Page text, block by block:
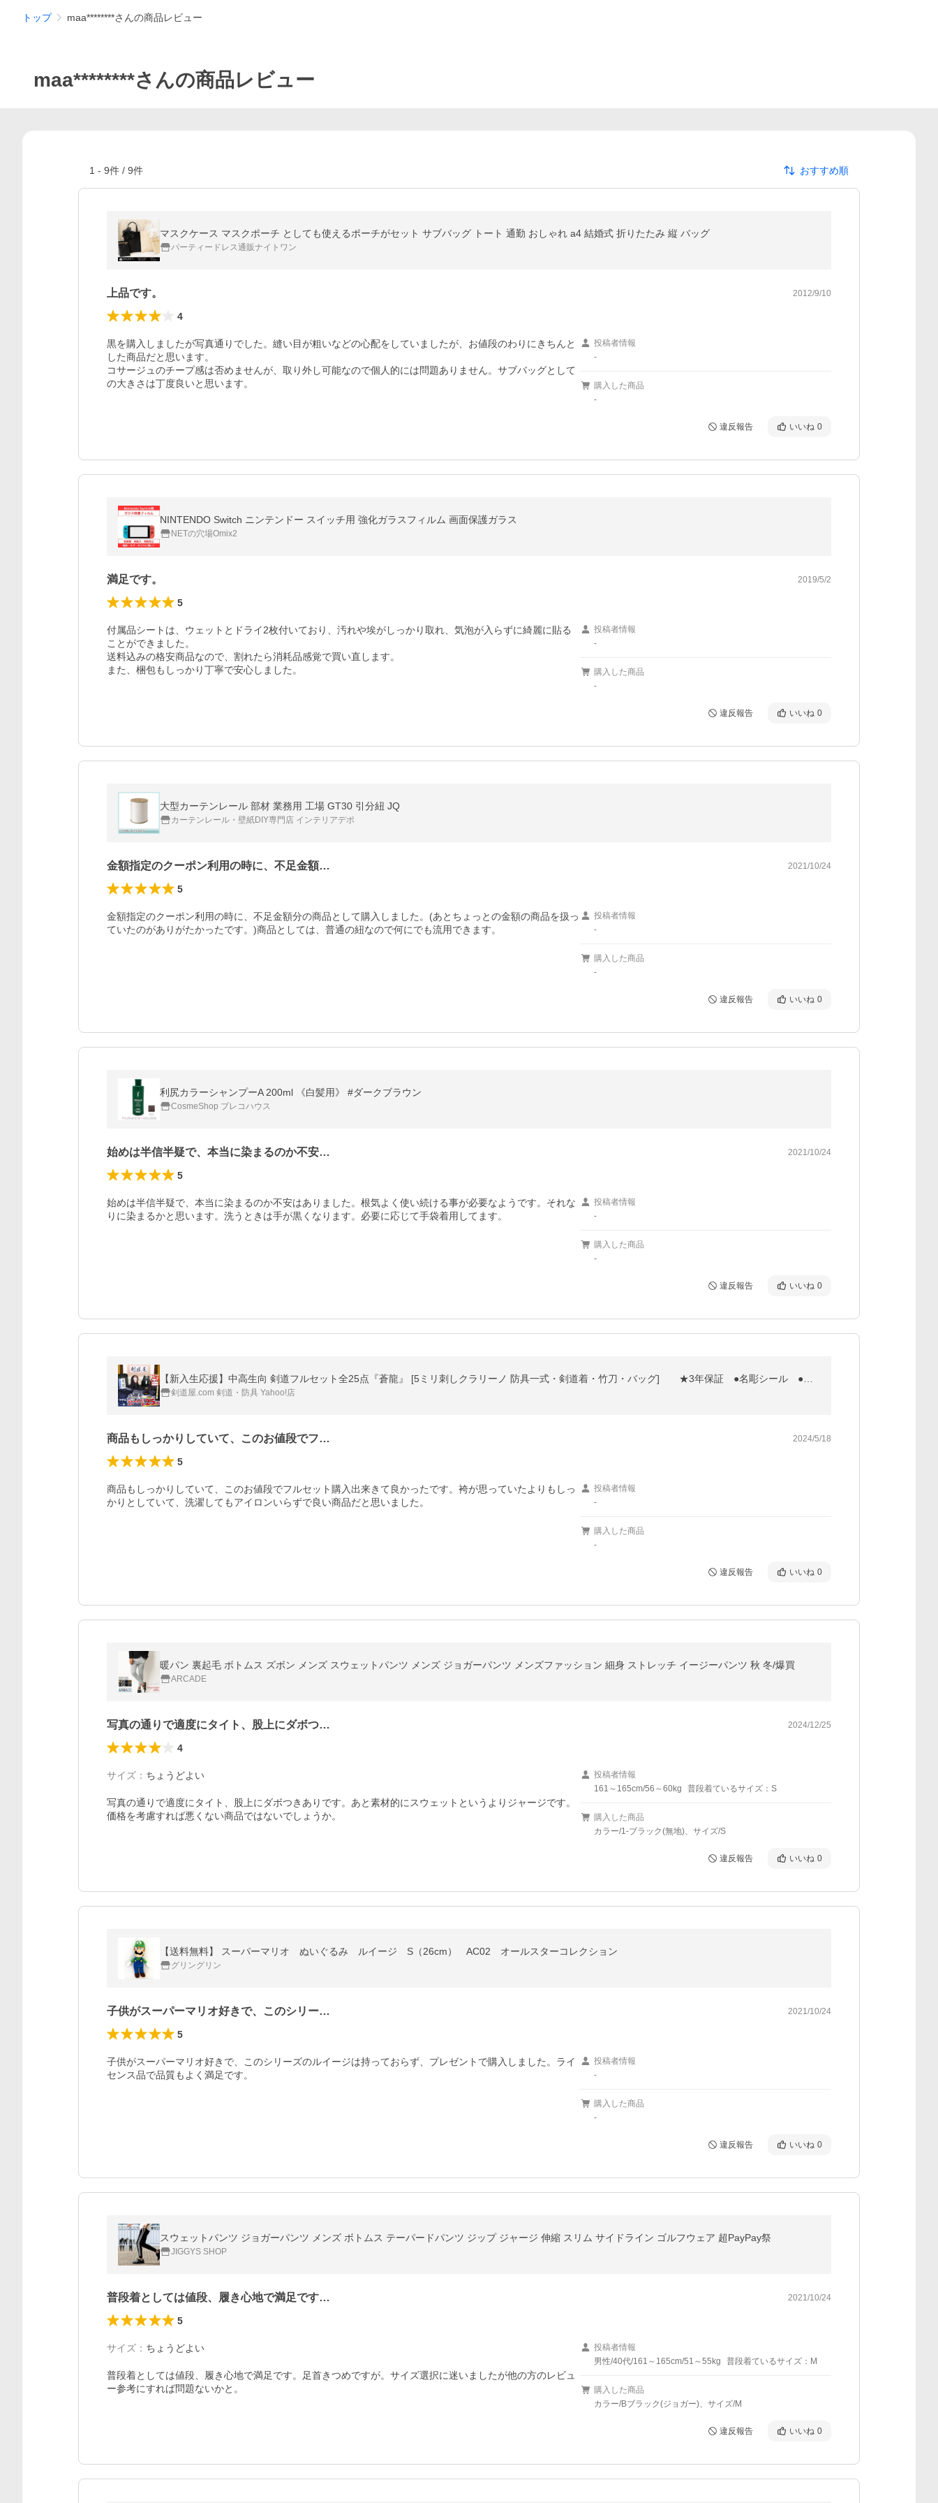
トップ maa********さんの商品レビュー
maa********さんの商品レビュー
1 - 9件 / 9件 おすすめ順
マスクケース マスクポーチ としても使えるポーチがセット サブバッグ トート 通勤 おしゃれ a4 結婚式 折りたたみ 縦 バッグ
パーティードレス通販ナイトワン
上品です。 2012/9/10
4
黒を購入しましたが写真通りでした。縫い目が粗いなどの心配をしていましたが、お値段のわりにきちんと
した商品だと思います。
コサージュのチープ感は否めませんが、取り外し可能なので個人的には問題ありません。サブバッグとして
の大きさは丁度良いと思います。
投稿者情報
-
購入した商品
-
違反報告 いいね 0
NINTENDO Switch ニンテンドー スイッチ用 強化ガラスフィルム 画面保護ガラス
NETの穴場Omix2
満足です。 2019/5/2
5
付属品シートは、ウェットとドライ2枚付いており、汚れや埃がしっかり取れ、気泡が入らずに綺麗に貼る
ことができました。
送料込みの格安商品なので、割れたら消耗品感覚で買い直します。
また、梱包もしっかり丁寧で安心しました。
投稿者情報
-
購入した商品
-
違反報告 いいね 0
大型カーテンレール 部材 業務用 工場 GT30 引分紐 JQ
カーテンレール・壁紙DIY専門店 インテリアデポ
金額指定のクーポン利用の時に、不足金額… 2021/10/24
5
金額指定のクーポン利用の時に、不足金額分の商品として購入しました。(あとちょっとの金額の商品を扱っ
ていたのがありがたかったです。)商品としては、普通の紐なので何にでも流用できます。
投稿者情報
-
購入した商品
-
違反報告 いいね 0
利尻カラーシャンプーA 200ml 《白髪用》 #ダークブラウン
CosmeShop プレコハウス
始めは半信半疑で、本当に染まるのか不安… 2021/10/24
5
始めは半信半疑で、本当に染まるのか不安はありました。根気よく使い続ける事が必要なようです。それな
りに染まるかと思います。洗うときは手が黒くなります。必要に応じて手袋着用してます。
投稿者情報
-
購入した商品
-
違反報告 いいね 0
剣道屋.com 剣道・防具 Yahoo!店
商品もしっかりしていて、このお値段でフ… 2024/5/18
5
商品もしっかりしていて、このお値段でフルセット購入出来きて良かったです。袴が思っていたよりもしっ
投稿者情報
-
購入した商品
-
違反報告 いいね 0
暖パン 裏起毛 ボトムス ズボン メンズ スウェットパンツ メンズ ジョガーパンツ メンズファッション 細身 ストレッチ イージーパンツ 秋 冬/爆買
ARCADE
写真の通りで適度にタイト、股上にダボつ… 2024/12/25
4
サイズ ： ちょうどよい
写真の通りで適度にタイト、股上にダボつきありです。あと素材的にスウェットというよりジャージです。
価格を考慮すれば悪くない商品ではないでしょうか。
投稿者情報
161～165cm/56～60kg
普段着ているサイズ：S
購入した商品
カラー/1-ブラック(無地)、サイズ/S
違反報告 いいね 0
【送料無料】 スーパーマリオ ぬいぐるみ ルイージ S（26cm） AC02 オールスターコレクション
グリングリン
子供がスーパーマリオ好きで、このシリー… 2021/10/24
5
子供がスーパーマリオ好きで、このシリーズのルイージは持っておらず、プレゼントで購入しました。ライ
センス品で品質もよく満足です。
投稿者情報
-
購入した商品
-
違反報告 いいね 0
スウェットパンツ ジョガーパンツ メンズ ボトムス テーパードパンツ ジップ ジャージ 伸縮 スリム サイドライン ゴルフウェア 超PayPay祭
JIGGYS SHOP
普段着としては値段、履き心地で満足です… 2021/10/24
5
サイズ ： ちょうどよい
普段着としては値段、履き心地で満足です。足首きつめですが。サイズ選択に迷いましたが他の方のレビュ
ー参考にすれば問題ないかと。
投稿者情報
男性/40代/161～165cm/51～55kg
普段着ているサイズ：M
購入した商品
カラー/Bブラック(ジョガー)、サイズ/M
違反報告 いいね 0